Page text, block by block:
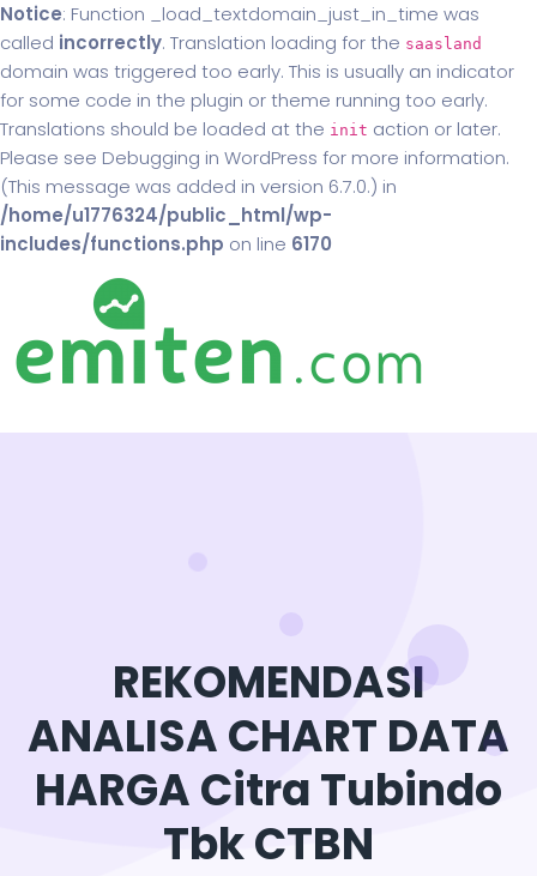
Notice: Function _load_textdomain_just_in_time was
called incorrectly. Translation loading for the saasland
domain was triggered too early. This is usually an indicator
for some code in the plugin or theme running too early.
Translations should be loaded at the init action or later.
Please see Debugging in WordPress for more information.
(This message was added in version 6.7.0.) in
/home/u1776324/public_html/wp-
includes/functions.php on line 6170
REKOMENDASI
ANALISA CHART DATA
HARGA Citra Tubindo
Tbk CTBN